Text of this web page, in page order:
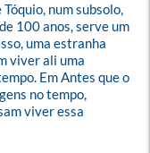
num subsolo,
100 anos, serve um
uma estranha
viver ali uma
Em Antes que o
no tempo,
viver essa